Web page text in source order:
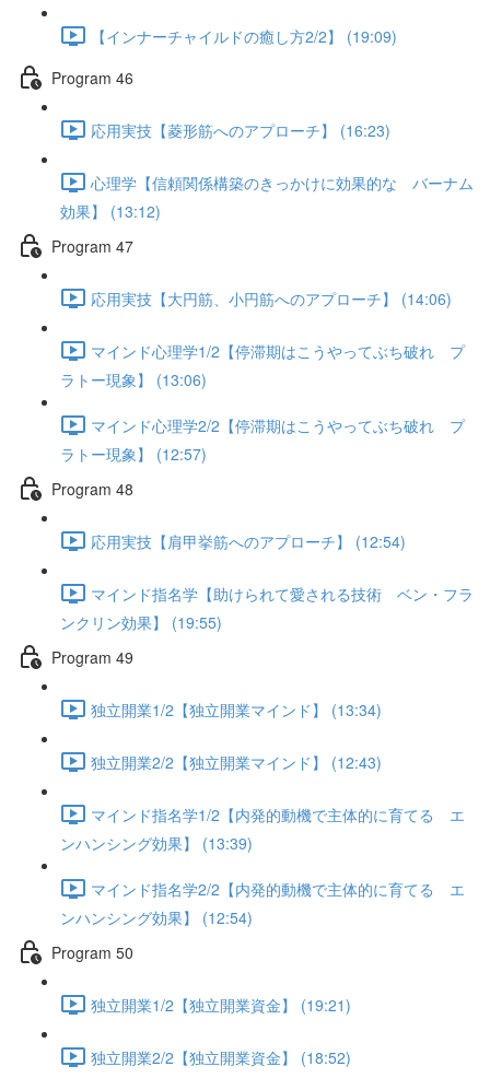
【インナーチャイルドの癒し方2/2】 (19:09)
Program 46
応用実技【菱形筋へのアプローチ】 (16:23)
心理学【信頼関係構築のきっかけに効果的な バーナム
効果】 (13:12)
Program 47
応用実技【大円筋、小円筋へのアプローチ】 (14:06)
マインド心理学1/2【停滞期はこうやってぶち破れ プ
ラトー現象】 (13:06)
マインド心理学2/2【停滞期はこうやってぶち破れ プ
ラトー現象】 (12:57)
Program 48
応用実技【肩甲挙筋へのアプローチ】 (12:54)
マインド指名学【助けられて愛される技術 ベン・フラ
ンクリン効果】 (19:55)
Program 49
独立開業1/2【独立開業マインド】 (13:34)
独立開業2/2【独立開業マインド】 (12:43)
マインド指名学1/2【内発的動機で主体的に育てる エ
ンハンシング効果】 (13:39)
マインド指名学2/2【内発的動機で主体的に育てる エ
ンハンシング効果】 (12:54)
Program 50
独立開業1/2【独立開業資金】 (19:21)
独立開業2/2【独立開業資金】 (18:52)